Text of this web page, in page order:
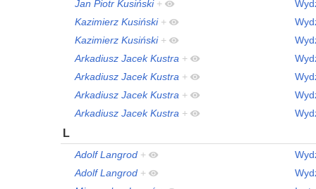
Jan Piotr Kusiński +
Kazimierz Kusiński +
Kazimierz Kusiński +
Arkadiusz Jacek Kustra +
Arkadiusz Jacek Kustra +
Arkadiusz Jacek Kustra +
Arkadiusz Jacek Kustra +
L
Adolf Langrod +
Adolf Langrod +